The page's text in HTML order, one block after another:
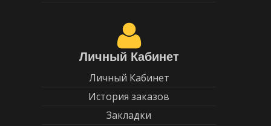
Личный Кабинет
Личный Кабинет
История заказов
Закладки